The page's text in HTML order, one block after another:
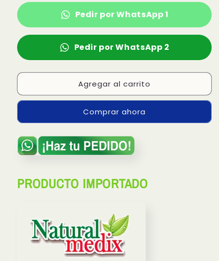
AGUAJE
Siempre
Natural
Medix
AGUAJE
Siempre
-
Natural
Medix
Pedir por WhatsApp 1
Pedir por WhatsApp 2
Agregar al carrito
Comprar ahora
PRODUCTO IMPORTADO